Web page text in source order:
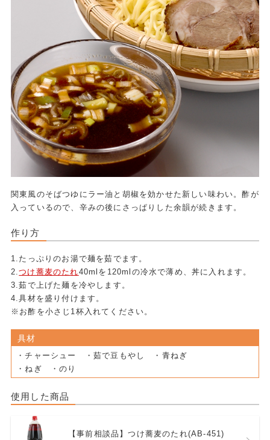
関東風のそばつゆにラー油と胡椒を効かせた新しい味わい。酢が
入っているので、辛みの後にさっぱりした余韻が続きます。
作り方
1.たっぷりのお湯で麺を茹でます。
2.つけ蕎麦のたれ40mlを120mlの冷水で薄め、丼に入れます。
3.茹で上げた麺を冷やします。
4.具材を盛り付けます。
※お酢を小さじ1杯入れてください。
具材
・チャーシュー ・茹で豆もやし ・青ねぎ
・ねぎ ・のり
使用した商品
【事前相談品】つけ蕎麦のたれ(AB-451)